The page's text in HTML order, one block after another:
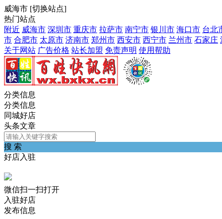
威海市 [切换站点]
热门站点
附近 威海市 深圳市 重庆市 拉萨市 南宁市 银川市 海口市 台北
市 合肥市 太原市 济南市 郑州市 西安市 西宁市 兰州市 石家庄
关于网站 广告价格 站长加盟 免责声明 使用帮助
分类信息
分类信息
同城好店
头条文章
搜 索
好店入驻
微信扫一扫打开
入驻好店
发布信息